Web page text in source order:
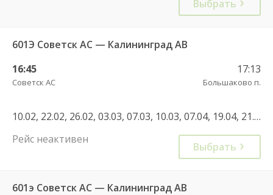
Выбрать
601Э Советск АС — Калининград АВ
16:45
Советск АС
17:13
Большаково п.
10.02, 22.02, 26.02, 03.03, 07.03, 10.03, 07.04, 19.04, 21.04, 28.04, 05.05, 20.05, 09.06, 16.06, 23.06, 30.06, 01.07, 08.07, 07.07, 14.07, 21.07, 28.07, 04.08, 11.08, 18.08, 25.08, 01.09, 08.09, 10.09, 22.09, 29.09, 01.10, 08.10, 29.10, 19.11, 10.12, 02.01, 02.01, 03.01, 19.01, 16.02, 22.02, 25.02, 22.02, 25.02, 07.03, 10.03, 01.03, 29.08, 31.08, 19.09, 21.09, 28.09, 27.09, 03.10, 04.10, 05.10, 10.10, 11.10, 12.10, 17.10, 18.10, 19.10, 25.10, 26.10, 31.10, 01.11, 04.11, 07.11, 08.11, 09.11, 14.11, 15.11, 16.11, 21.11, 22.11, 28.11, 30.11, 05.12, 07.12, 12.12, 13.12, 14.12, 19.12, 20.12, 21.12, 26.12, 27.12, 02.01, 16.01, 17.01
Рейс неактивен
Выбрать
601э Советск АС — Калининград АВ